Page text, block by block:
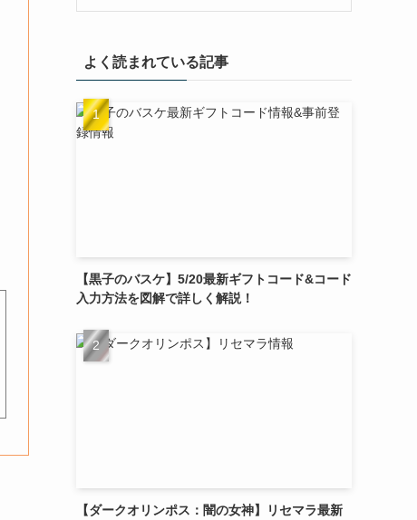
よく読まれている記事
【黒子のバスケ】5/20最新ギフトコード&コード
入力方法を図解で詳しく解説！
【ダークオリンポス：闇の女神】リセマラ最新